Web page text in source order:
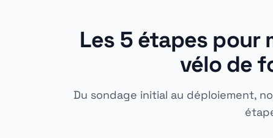
Les 5 étapes pour
vélo de
Du sondage initial au déploiement,